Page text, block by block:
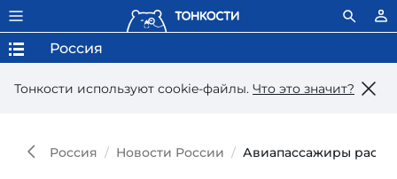
Тонкости используют сookie-файлы. Что это значит?
Россия
Россия Новости России Авиапассажиры